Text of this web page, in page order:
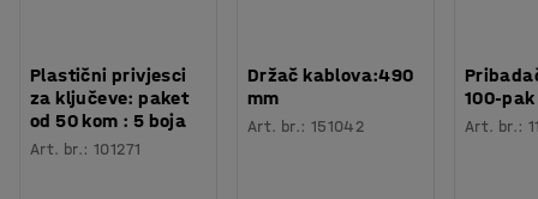
Plastični privjesci
za ključeve: paket
od 50 kom : 5 boja
Art. br.:101271
Držač kablova:490
mm
Art. br.: 151042
100-pak
Art. br.: